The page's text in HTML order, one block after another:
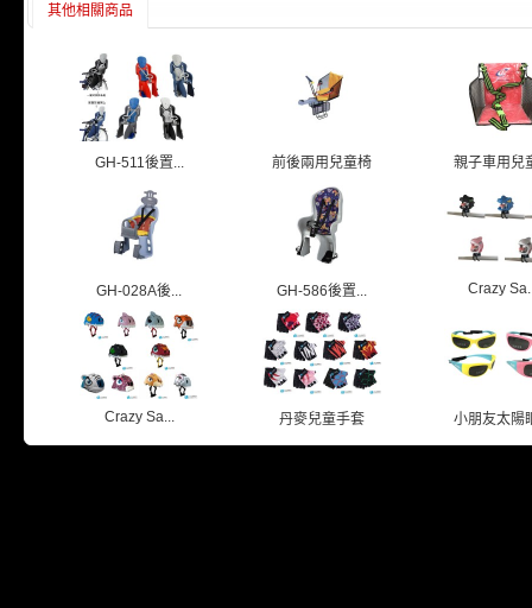
其他相關商品
GH-511後置... 前後兩用兒童椅 親子車用兒
GH-028A後... GH-586後置... Crazy
Crazy Sa... 丹麥兒童手套 小朋友太陽